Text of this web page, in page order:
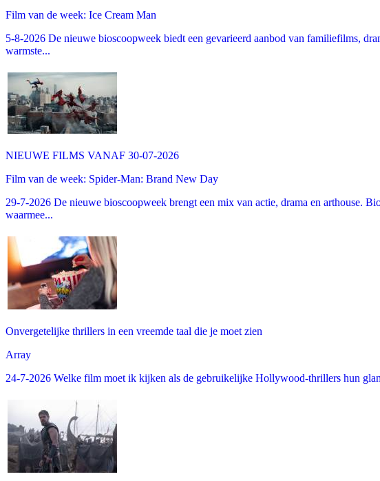
Film van de week: Ice Cream Man
5-8-2026 De nieuwe bioscoopweek biedt een gevarieerd aanbod van familiefilms,
warmste...
NIEUWE FILMS VANAF 30-07-2026
Film van de week: Spider-Man: Brand New Day
29-7-2026 De nieuwe bioscoopweek brengt een mix van actie, drama en arthouse.
waarmee...
Onvergetelijke thrillers in een vreemde taal die je moet zien
Array
24-7-2026 Welke film moet ik kijken als de gebruikelijke Hollywood-thrillers hun